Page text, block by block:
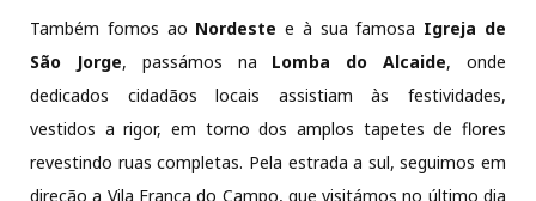
Também fomos ao Nordeste e à sua famosa Igreja de
São Jorge, passámos na Lomba do Alcaide, onde
dedicados cidadãos locais assistiam às festividades,
vestidos a rigor, em torno dos amplos tapetes de flores
revestindo ruas completas. Pela estrada a sul, seguimos em
direção a Vila Franca do Campo, que visitámos no último dia